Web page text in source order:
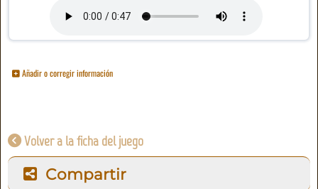
Añadir o corregir información
Volver a la ficha del juego
Compartir